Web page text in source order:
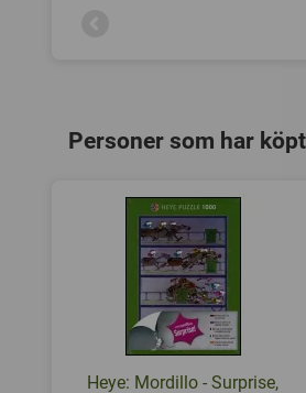
Personer som har
Heye: Mordillo - Surprise,